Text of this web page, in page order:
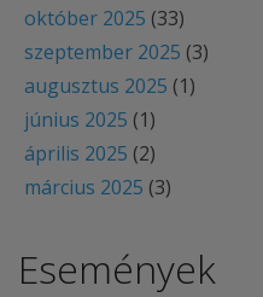
október 2025 (33)
szeptember 2025 (3)
augusztus 2025 (1)
június 2025 (1)
április 2025 (2)
március 2025 (3)
Események